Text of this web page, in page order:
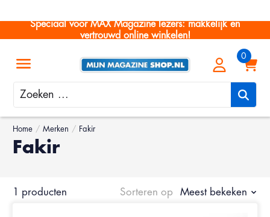
Speciaal voor MAX Magazine lezers: makkelijk en
vertrouwd online winkelen!
Zoeken
Home / Merken / Fakir
Fakir
1 producten Sorteren op Meest bekeken